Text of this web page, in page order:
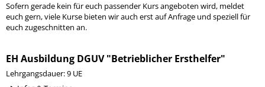
Sofern gerade kein für euch passender Kurs angeboten wird, meldet
euch gern, viele Kurse bieten wir auch erst auf Anfrage und speziell für
euch zugeschnitten an.
EH Ausbildung DGUV "Betrieblicher Ersthelfer"
Lehrgangsdauer: 9 UE